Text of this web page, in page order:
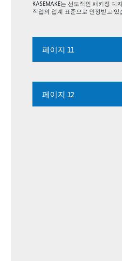
KASEMAKE는 선도적인 패키징 디
작업의 업계 표준으로 인정받고 있
페이지 11
페이지 12